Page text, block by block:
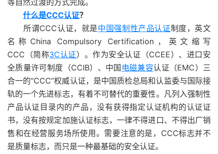
等自然过渡的方式完成。
什么是CCC认证？
所谓CCC认证，就是中国强制性产品认证制度，英文
名称China Compulsory Certification，英文缩写
CCC（简称3C认证）。作为安全认证（CCEE）、进口安
全质量许可制度（CCIB）、中国 电磁兼容认证（EMC）三
合一的“CCC”权威认证，是中国质检总局和认监委与国际接
轨的一个先进标志，有着不可替代的重要性。凡列入强制性
产品认证目录内的产品，没有获得指定认证机构的认证证
书，没有按规定加施认证标志，一律不得进口、不得出厂销
售和在经营服务场所使用。需要注意的是，CCC标志并不
是质量标志，而只是一种最基础的安全认证。